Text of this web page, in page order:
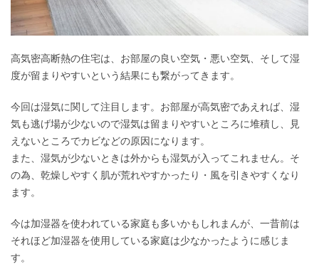
高気密高断熱の住宅は、お部屋の良い空気・悪い空気、そして湿
度が留まりやすいという結果にも繋がってきます。
今回は湿気に関して注目します。お部屋が高気密であえれば、湿
気も逃げ場が少ないので湿気は留まりやすいところに堆積し、見
えないところでカビなどの原因になります。
また、湿気が少ないときは外からも湿気が入ってこれません。そ
の為、乾燥しやすく肌が荒れやすかったり・風を引きやすくなり
ます。
今は加湿器を使われている家庭も多いかもしれまんが、一昔前は
それほど加湿器を使用している家庭は少なかったように感じま
す。